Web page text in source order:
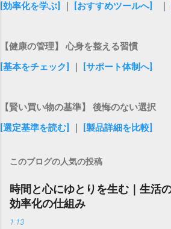
[効率化を学ぶ]
[おすすめツールへ]
【健康の管理】 心身を整える習慣
[基本をチェック]
[サポート体制へ]
【賢い買い物の基準】 後悔のない選択
[選定基準を読む]
[製品詳細を比較]
このブログの人気の投稿
時間と心にゆとりを生む｜生活
効率化の仕組み
1:13